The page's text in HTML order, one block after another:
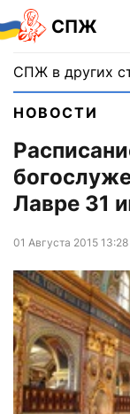
СПЖ
СПЖ в других
НОВОСТИ
Лавре 31
01 Августа 2015 13:28